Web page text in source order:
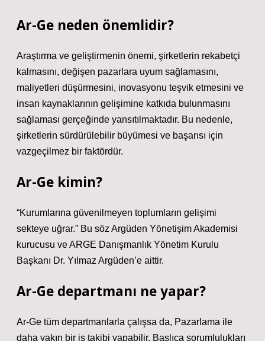
Ar-Ge neden önemlidir?
Araştırma ve geliştirmenin önemi, şirketlerin rekabetçi
kalmasını, değişen pazarlara uyum sağlamasını,
maliyetleri düşürmesini, inovasyonu teşvik etmesini ve
insan kaynaklarının gelişimine katkıda bulunmasını
sağlaması gerçeğinde yansıtılmaktadır. Bu nedenle,
şirketlerin sürdürülebilir büyümesi ve başarısı için
vazgeçilmez bir faktördür.
Ar-Ge kimin?
“Kurumlarına güvenilmeyen toplumların gelişimi
sekteye uğrar.” Bu söz Argüden Yönetişim Akademisi
kurucusu ve ARGE Danışmanlık Yönetim Kurulu
Başkanı Dr. Yılmaz Argüden’e aittir.
Ar-Ge departmanı ne yapar?
Ar-Ge tüm departmanlarla çalışsa da, Pazarlama ile
daha yakın bir iş takibi yapabilir. Başlıca sorumlulukları